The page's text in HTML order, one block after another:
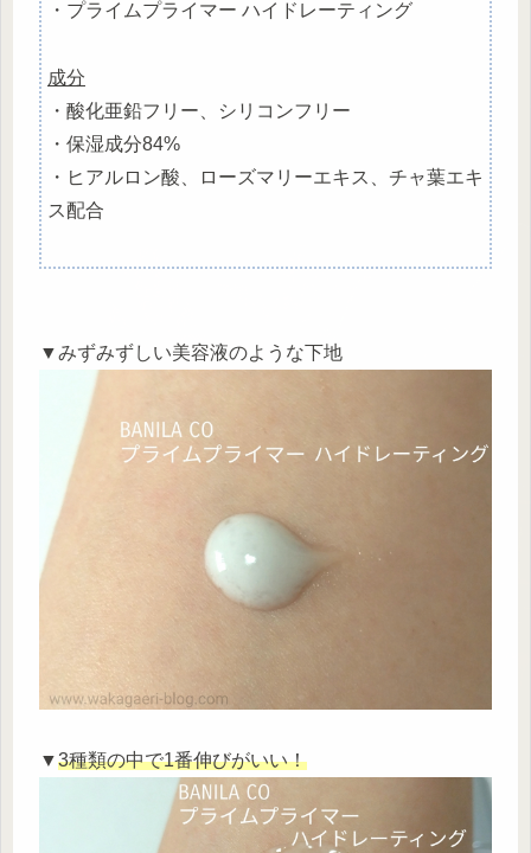
・プライムプライマー ハイドレーティング
成分
・酸化亜鉛フリー、シリコンフリー
・保湿成分84%
・ヒアルロン酸、ローズマリーエキス、チャ葉エキ
ス配合
▼みずみずしい美容液のような下地
▼3種類の中で1番伸びがいい！